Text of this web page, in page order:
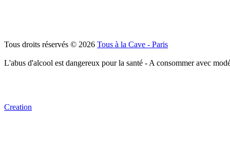
Tous droits réservés © 2026 Tous à la Cave - Paris
L'abus d'alcool est dangereux pour la santé - A consommer avec
Creation